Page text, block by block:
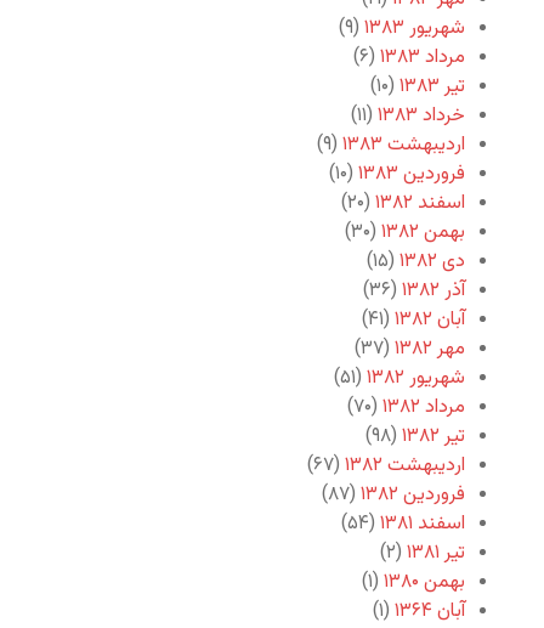
شهریور ۱۳۸۳
(۹)
مرداد ۱۳۸۳
(۶)
تیر ۱۳۸۳
(۱۰)
خرداد ۱۳۸۳
(۱۱)
اردیبهشت ۱۳۸۳
(۹)
فروردین ۱۳۸۳
(۱۰)
اسفند ۱۳۸۲
(۲۰)
بهمن ۱۳۸۲
(۳۰)
دی ۱۳۸۲
(۱۵)
آذر ۱۳۸۲
(۳۶)
آبان ۱۳۸۲
(۴۱)
مهر ۱۳۸۲
(۳۷)
شهریور ۱۳۸۲
(۵۱)
مرداد ۱۳۸۲
(۷۰)
تیر ۱۳۸۲
(۹۸)
اردیبهشت ۱۳۸۲
(۶۷)
فروردین ۱۳۸۲
(۸۷)
اسفند ۱۳۸۱
(۵۴)
تیر ۱۳۸۱
(۲)
بهمن ۱۳۸۰
(۱)
آبان ۱۳۶۴
(۱)